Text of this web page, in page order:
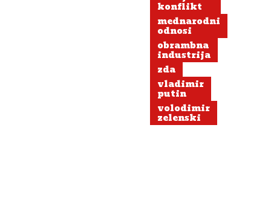
konflikt
mednarodni
odnosi
obrambna
industrija
zda
vladimir
putin
volodimir
zelenski